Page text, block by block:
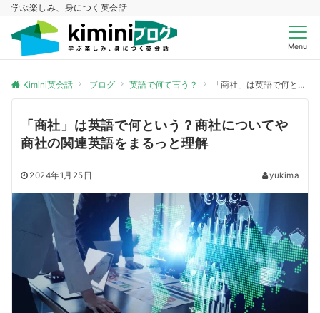
学ぶ楽しみ、身につく英会話
Menu
Kimini英会話 ブログ 英語で何て言う？ 「商社」は英語で何という？商社についてや商社の関連英語をまるっと理解
「商社」は英語で何という？商社についてや
商社の関連英語をまるっと理解
2024年1月25日 yukima